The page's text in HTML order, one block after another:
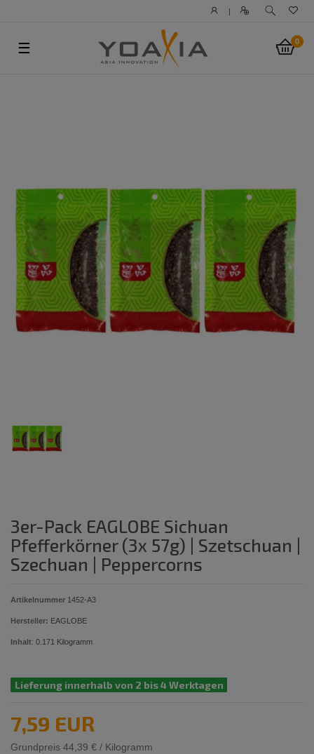
|
0
☰
3er-Pack EAGLOBE Sichuan
Pfefferkörner (3x 57g) | Szetschuan |
Szechuan | Peppercorns
Artikelnummer 1452-A3
Hersteller: EAGLOBE
Inhalt: 0.171 Kilogramm
Lieferung innerhalb von 2 bis 4 Werktagen
7,59 EUR
Grundpreis 44,39 € / Kilogramm